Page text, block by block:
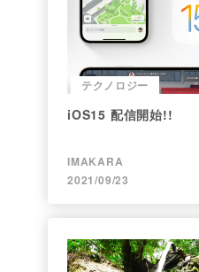
テクノロジー
iOS15 配信開始!!
IMAKARA
2021/09/23